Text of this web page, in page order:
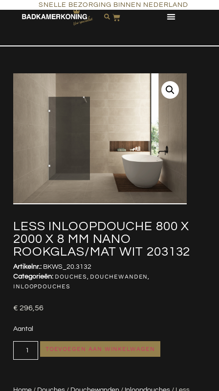
SNELLE BEZORGING BINNEN NEDERLAND
LESS INLOOPDOUCHE 800 X
2000 X 8 MM NANO
ROOKGLAS/MAT WIT 203132
Artikelnr.: BKWS_20.3132
Categorieën: DOUCHES, DOUCHEWANDEN,
INLOOPDOUCHES
€ 296,56
Aantal
TOEVOEGEN AAN WINKELWAGEN